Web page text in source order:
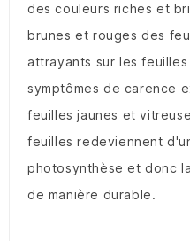
des couleurs riches et
brunes et rouges des
attrayants sur les
symptômes de carence
feuilles jaunes et
feuilles redeviennent
photosynthèse et donc
de manière durable.